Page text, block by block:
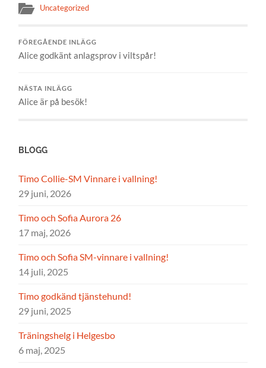
Uncategorized
FÖREGÅENDE INLÄGG
Alice godkänt anlagsprov i viltspår!
NÄSTA INLÄGG
Alice är på besök!
BLOGG
Timo Collie-SM Vinnare i vallning!
29 juni, 2026
Timo och Sofia Aurora 26
17 maj, 2026
Timo och Sofia SM-vinnare i vallning!
14 juli, 2025
Timo godkänd tjänstehund!
29 juni, 2025
Träningshelg i Helgesbo
6 maj, 2025